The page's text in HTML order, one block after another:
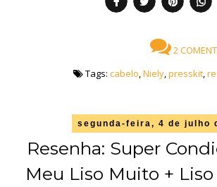
2
Tags: cabelo,Niely,presskit,
segunda-feira, 4 de julho
Resenha: Super
Meu Liso Muito + Liso